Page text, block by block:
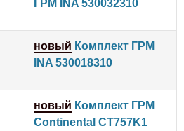
ГРМ INA 530032310
новый Комплект ГРМ
INA 530018310
новый Комплект ГРМ
Continental CT757K1